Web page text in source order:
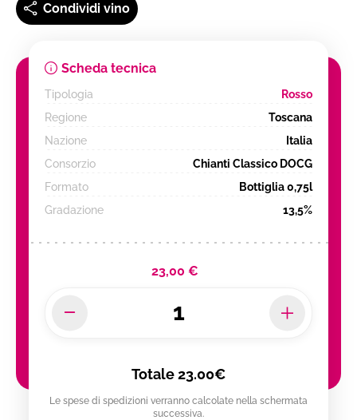
Condividi vino
Scheda tecnica
Tipologia
Rosso
Regione
Toscana
Nazione
Italia
Consorzio
Chianti Classico DOCG
Formato
Bottiglia 0,75l
Gradazione
13,5%
23,00 €
Totale23.00€
Le spese di spedizioni verranno calcolate nella schermata
successiva.